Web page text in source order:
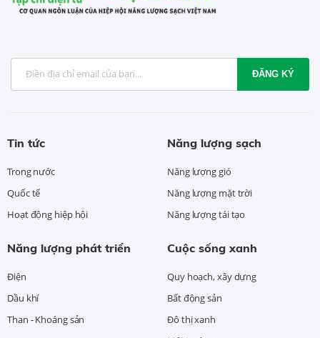
ĐĂNG KÝ
Tin tức
Trong nước
Quốc tế
Hoạt động hiệp hội
Năng lượng sạch
Năng lượng gió
Năng lượng mặt trời
Năng lượng tái tạo
Năng lượng phát triển
Điện
Dầu khí
Than - Khoáng sản
Cuộc sống xanh
Quy hoạch, xây dựng
Bất động sản
Đô thị xanh